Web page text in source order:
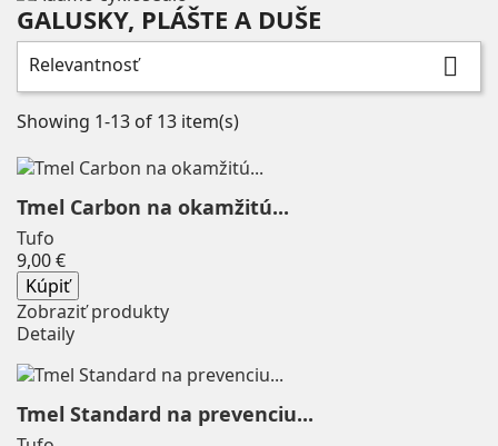
Zmazať
Cena
Výrobcovia
100% 0
2XU
ADAMO ISM
Airace
AquaWave
Ares 0
BIKEPARKA 0
BLUE FLY 0
GALUSKY, PLÁŠTE A DUŠE
Relevantnosť 
Showing 1-13 of 13 item(s)
Tmel Carbon na okamžitú...
Tufo
9,00 €Price
Kúpiť
Zobraziť produkty
Detaily
Tmel Standard na prevenciu...